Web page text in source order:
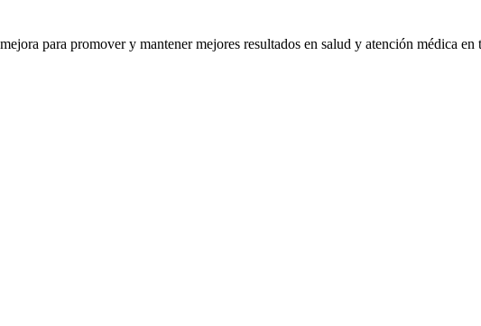
para promover y mantener mejores resultados en salud y atención médica en